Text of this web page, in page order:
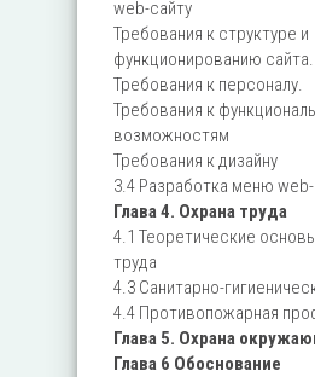
web-сайту
Требования к структуре и
функционированию сайта.
Требования к персоналу.
Требования к
возможностям
Требования к дизайну
3.4 Разработка меню
Глава 4. Охрана труда
4.1 Теоретические
труда
4.3 Санитарно-
4.4 Противопожарная
Глава 5. Охрана
Глава 6 Обоснование